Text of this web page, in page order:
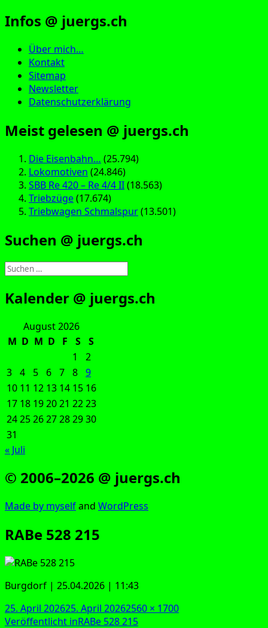
Infos @ juergs.ch
Über mich…
Kontakt
Sitemap
Newsletter
Datenschutzerklärung
Meist gelesen @ juergs.ch
Die Eisenbahn… (25.794)
Lokomotiven (24.846)
SBB Re 420 – Re 4/4 II(18.563)
Triebzüge(17.674)
Triebwagen Schmalspur(13.501)
Suchen @ juergs.ch
Suchen
nach:
Kalender @ juergs.ch
August 2026
M D M D F S
S
1
2
3 4 5 6 7 8 9
10 11 12 13 14 15 16
17 18 192021 2223
24252627282930
31
« Juli
© 2006–2026 @ juergs.ch
Made by mys­elfand Word­Press
RABe 528 215
Burg­dorf | 25.04.2026 | 11:43
Veröffentlicht
am
25. April 202625. April 2026Originalgröße
2560 × 1700
Veröffentlicht inRABe 528 215